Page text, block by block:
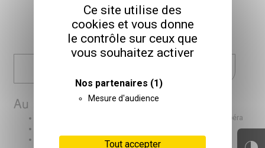
Ce site utilise des
cookies et vous donne
le contrôle sur ceux que
vous souhaitez activer
Nos partenaires (1)
Mesure d'audience
Tout accepter
Au sommaire :
, se rencontrer autour de l’opéra
Dossier :
La réflexion éthique